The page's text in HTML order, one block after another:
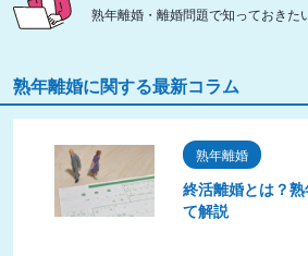
熟年離婚・離婚問題で知っておきた
熟年離婚に関する最新コラム
熟年離婚
終活離婚とは？
て解説